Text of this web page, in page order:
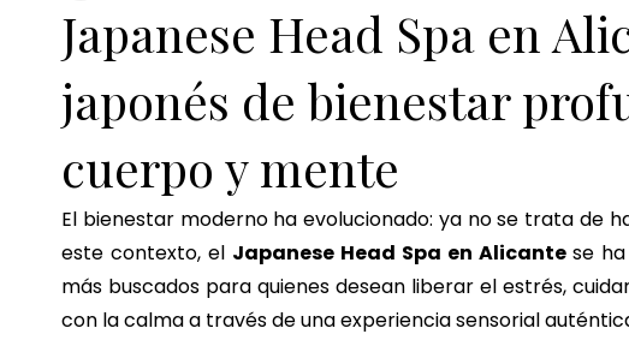
masaje de matcha masajes del mundo
ritual corporal matcha masaje completo matcha
matcha massage masaje de jengibre masaje chino de jengibre
Japanese Head Spa en
japonés de bienestar
cuerpo y mente
El bienestar moderno ha evolucionado: ya no se trata de
este contexto, el Japanese Head Spa en Alicante se ha
más buscados para quienes desean liberar el estrés,
con la calma a través de una experiencia sensorial